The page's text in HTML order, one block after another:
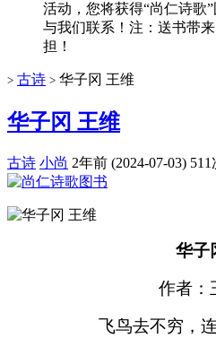
活动，您将获得“尚仁诗歌
与我们联系！注：送书带
担！
> 古诗 > 华子冈 王维
华子冈 王维
古诗 小尚 2年前 (2024-07-03)
华子
作者：
飞鸟去不穷，